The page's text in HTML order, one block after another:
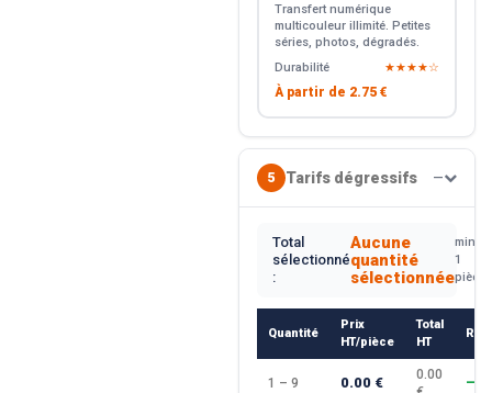
Transfert numérique
multicouleur illimité. Petites
séries, photos, dégradés.
Durabilité
★★★★☆
À partir de 2.75 €
5 Tarifs dégressifs —
Total
sélectionné
:
Aucune
quantité
sélectionnée
min.
1
pièce
Quantité
Prix
HT/pièce
Total
HT
1 – 9 0.00 €
0.00
—